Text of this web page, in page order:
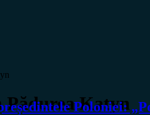
Katyn
Poloniei: